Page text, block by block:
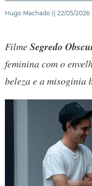
Hugo Machado || 22/05/2026
FilmeSegredo
feminina com o
beleza e a misoginia